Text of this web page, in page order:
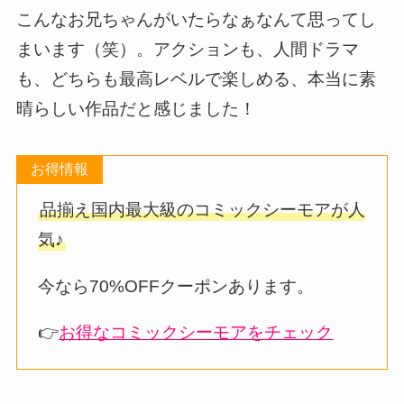
こんなお兄ちゃんがいたらなぁなんて思ってし
まいます（笑）。アクションも、人間ドラマ
も、どちらも最高レベルで楽しめる、本当に素
晴らしい作品だと感じました！
お得情報
品揃え国内最大級のコミックシーモアが人
気♪
今なら70%OFFクーポンあります。
👉お得なコミックシーモアをチェック